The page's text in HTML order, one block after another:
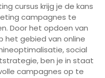
cursus krijg je de kans
campagnes te
Door het opdoen van
het gebied van online
social
ben je in staat
campagnes op te